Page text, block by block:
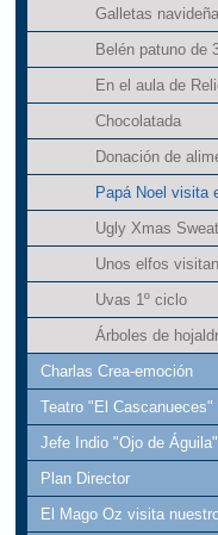
Galletas
Belén patuno de
En el aula de
Chocolatada
Donación de
Papá Noel visita
Ugly Xmas
Unos elfos
Uvas 1º ciclo
Árboles de
Charlas Crea-emoción
Teatro "El Cascanueces"
Jefe Indio "Ojo de
Plan Director
El Mago Oz visita